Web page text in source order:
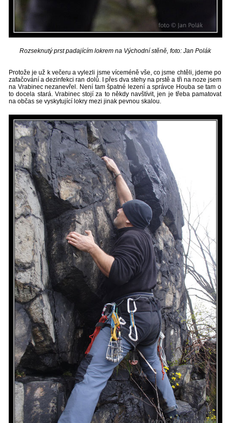
Rozseknutý prst padajícím lokrem na Východní stěně, foto: Jan Polák
Protože je už k večeru a vylezli jsme víceméně vše, co jsme chtěli, jdeme po
zafačování a dezinfekci ran dolů. I přes dva stehy na prstě a tři na noze jsem
na Vrabinec nezanevřel. Není tam špatné lezení a správce Houba se tam o
to docela stará. Vrabinec stojí za to někdy navštívit, jen je třeba pamatovat
na občas se vyskytující lokry mezi jinak pevnou skalou.